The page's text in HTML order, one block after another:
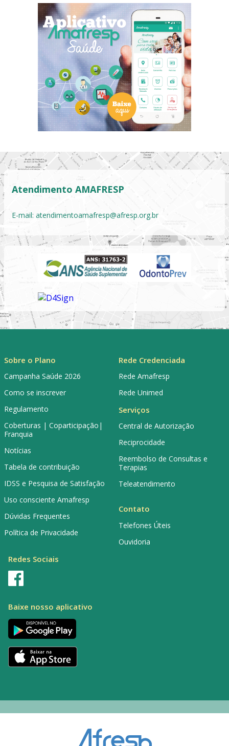
Atendimento AMAFRESP
E-mail: atendimentoamafresp@afresp.org.br
Sobre o Plano
Campanha Saúde 2026
Como se inscrever
Regulamento
Coberturas | Coparticipação|
Franquia
Notícias
Tabela de contribuição
IDSS e Pesquisa de Satisfação
Uso consciente Amafresp
Dúvidas Frequentes
Política de Privacidade
Rede Credenciada
Rede Amafresp
Rede Unimed
Serviços
Central de Autorização
Reciprocidade
Reembolso de Consultas e
Terapias
Teleatendimento
Contato
Telefones Úteis
Ouvidoria
Redes Sociais
Baixe nosso aplicativo